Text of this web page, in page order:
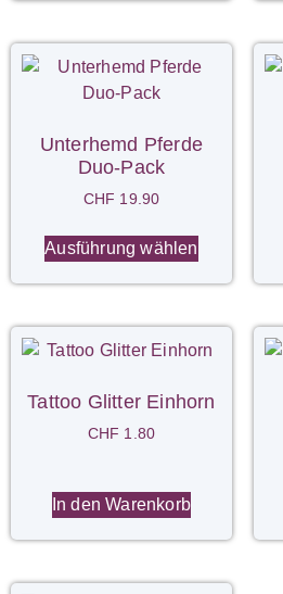
Unterhemd Pferde
Duo-Pack
CHF 19.90
Ausführung wählen
Tattoo Glitter Einhorn
CHF 1.80
In den Warenkorb